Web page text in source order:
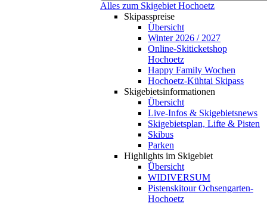
Alles zum Skigebiet Hochoetz
Skipasspreise
Übersicht
Winter 2026 / 2027
Online-Skiticketshop
Hochoetz
Happy Family Wochen
Hochoetz-Kühtai Skipass
Skigebietsinformationen
Übersicht
Live-Infos & Skigebietsnews
Skigebietsplan, Lifte & Pisten
Skibus
Parken
Highlights im Skigebiet
Übersicht
WIDIVERSUM
Pistenskitour Ochsengarten-
Hochoetz